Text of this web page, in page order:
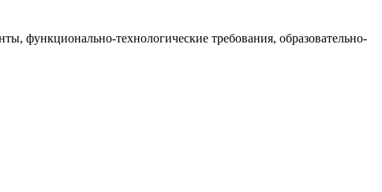
функционально-технологические требования, образовательно-